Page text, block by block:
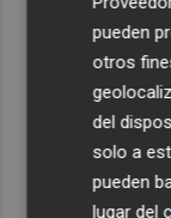
pueden
otros
del
solo a
pueden
lugar del